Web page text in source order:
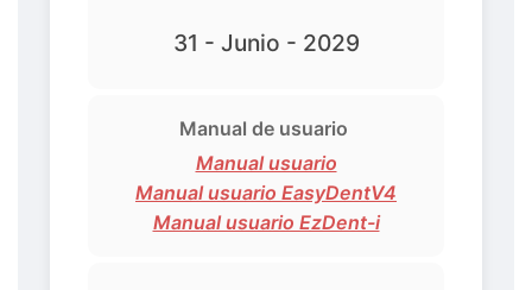
31 - Junio - 2029
Manual de usuario
Manual usuario
Manual usuario EasyDentV4
Manual usuario EzDent-i